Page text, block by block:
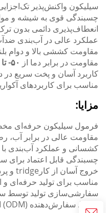
سیلیکون واکنش‌پذیر
چسبندگی قوی به شیشه و
انعطاف‌پذیری دائمی بدون
عملکرد عالی در آب‌بندی
مقاومت کششی بالا و دوام
مقاومت در برابر دما از ۵۰- تا ۱۰۰+ درجه سانتی‌گراد
کاربرد آسان و پخت سریع در
مناسب برای کاربردهای
مزایا:
فرمول سیلیکون حرفه‌ای
مقاومت عالی در برابر آب،
کشسانی و عملکرد آب‌بندی با
چسبندگی قابل اعتماد برای
خروج آسان از کارtridge و پرداخت نرم
مناسب برای تولید حرفه‌ای
توسط سفارش‌دهنده (ODM) امکان‌پذیر است